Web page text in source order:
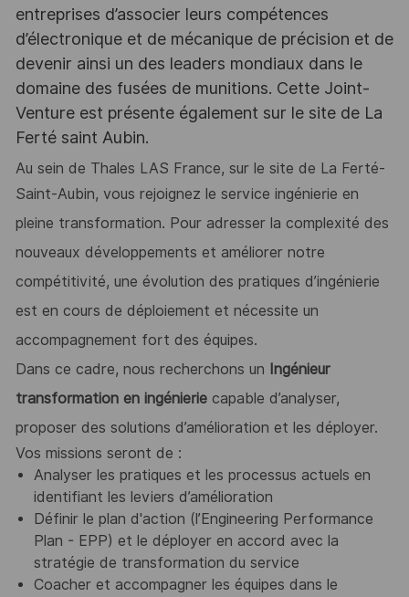
entreprises d’associer leurs compétences
d’électronique et de mécanique de précision et de
devenir ainsi un des leaders mondiaux dans le
domaine des fusées de munitions. Cette Joint-
Venture est présente également sur le site de La
Ferté saint Aubin.
Au sein de Thales LAS France, sur le site de La Ferté-
Saint-Aubin, vous rejoignez le service ingénierie en
pleine transformation. Pour adresser la complexité des
nouveaux développements et améliorer notre
compétitivité, une évolution des pratiques d’ingénierie
est en cours de déploiement et nécessite un
accompagnement fort des équipes.
Dans ce cadre, nous recherchons un Ingénieur
transformation en ingénieriecapable d’analyser,
proposer des solutions d’amélioration et les déployer.
Vos missions seront de :
Analyser les pratiques et les processus actuels en
identifiant les leviers d’amélioration
Définir le plan d'action (l’Engineering Performance
Plan - EPP) et le déployer en accord avec la
stratégie de transformation du service
Coacher et accompagner les équipes dans le